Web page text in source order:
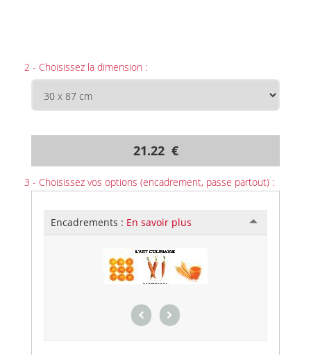
2 - Choisissez la dimension :
21.22 €
3 - Choisissez vos options (encadrement, passe partout) :
Encadrements : En savoir plus